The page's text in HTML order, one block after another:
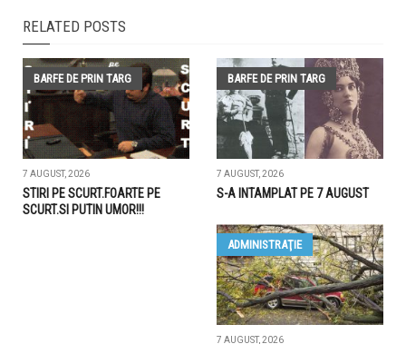
RELATED POSTS
BARFE DE PRIN TARG
7 AUGUST, 2026
STIRI PE SCURT.FOARTE PE
SCURT.SI PUTIN UMOR!!!
BARFE DE PRIN TARG
7 AUGUST, 2026
S-A INTAMPLAT PE 7 AUGUST
ADMINISTRAŢIE
7 AUGUST, 2026